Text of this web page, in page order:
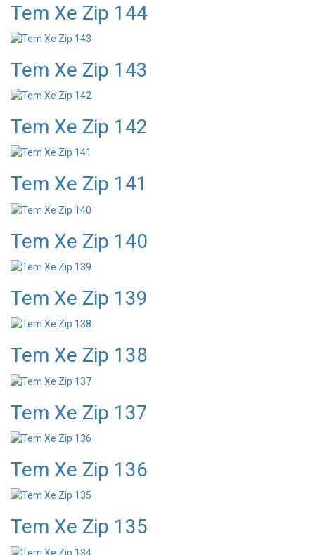
Tem Xe Zip 144
Tem Xe Zip 143
Tem Xe Zip 142
Tem Xe Zip 141
Tem Xe Zip 140
Tem Xe Zip 139
Tem Xe Zip 138
Tem Xe Zip 137
Tem Xe Zip 136
Tem Xe Zip 135